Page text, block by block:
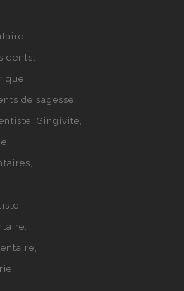
dents
de sagesse
Gingivite